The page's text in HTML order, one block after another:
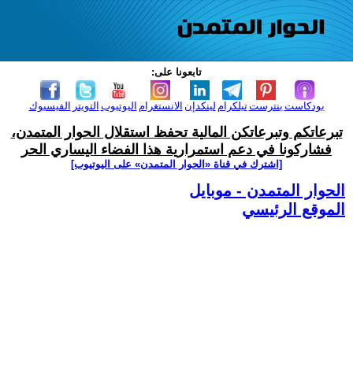
تابعونا على:
الفيسبوك التويتر اليوتيوب الانستغرام لينكدإن تيلكرامبنترست بودكاست
تبرعاتكم وتبرعاتكن المالية تحفظ استقلال الحوار المتمدن،
فشاركونا في دعم استمرارية هذا الفضاء اليساري الحر
[اشترك في قناة ‫«الحوار المتمدن» على اليوتيوب]
الحوار المتمدن - موبايل
الموقع الرئيسي